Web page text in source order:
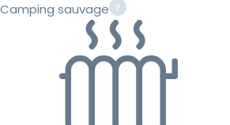
Camping sauvage